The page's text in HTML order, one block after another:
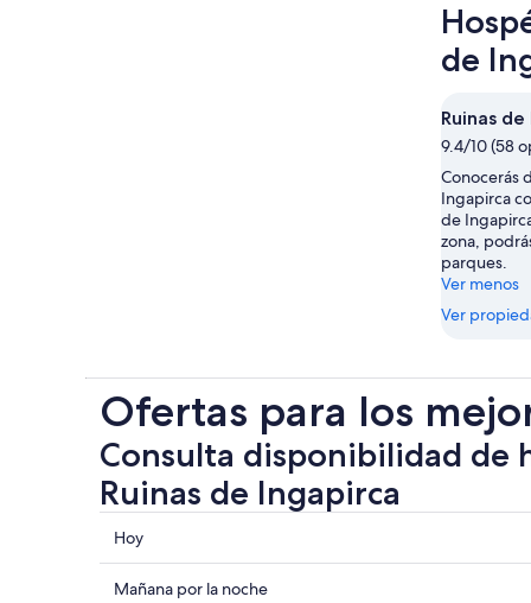
de
Ruinas
9.4/10 (58
Conocerás
Ingapirca
de
zona,
parques.
Ver menos
Ver
Ofertas para los
Consulta disponibilidad de
Ruinas de Ingapirca
Consultar
los
precios
Hoy
Consultar
Mañana por la noche